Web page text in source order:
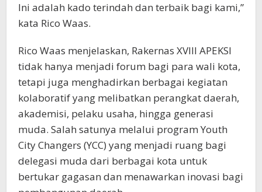
Ini adalah kado terindah dan terbaik bagi kami,”
kata Rico Waas.
Rico Waas menjelaskan, Rakernas XVIII APEKSI
tidak hanya menjadi forum bagi para wali kota,
tetapi juga menghadirkan berbagai kegiatan
kolaboratif yang melibatkan perangkat daerah,
akademisi, pelaku usaha, hingga generasi
muda. Salah satunya melalui program Youth
City Changers (YCC) yang menjadi ruang bagi
delegasi muda dari berbagai kota untuk
bertukar gagasan dan menawarkan inovasi bagi